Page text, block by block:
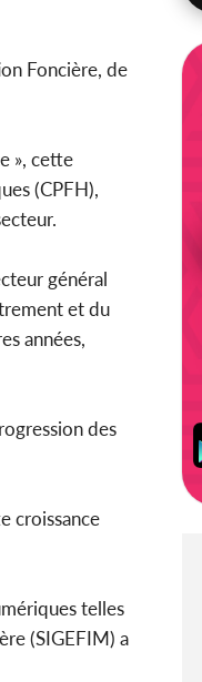
Foncière, de
», cette
(CPFH),
général
et du
années,
des
croissance
telles
(SIGEFIM) a